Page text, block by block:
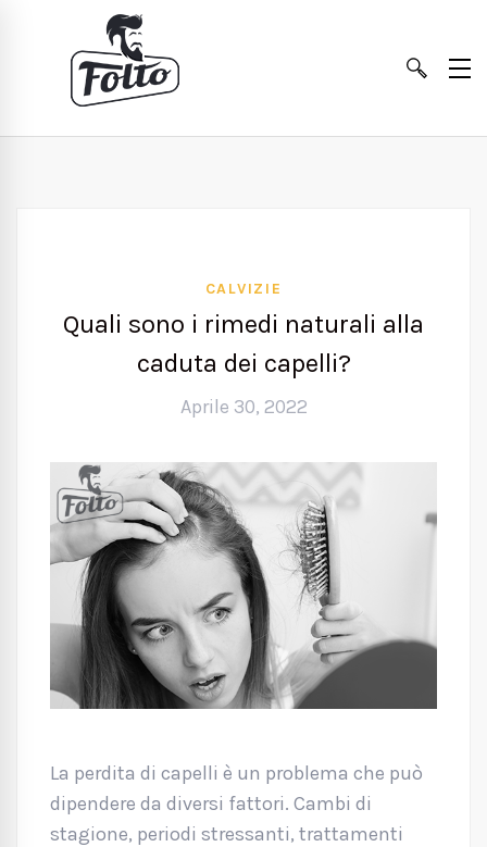
CALVIZIE
Quali sono i rimedi naturali alla
caduta dei capelli?
Aprile 30, 2022
La perdita di capelli è un problema che può
dipendere da diversi fattori. Cambi di
stagione, periodi stressanti, trattamenti